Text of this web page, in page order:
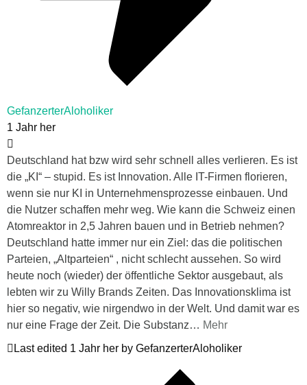
GefanzerterAloholiker
1 Jahr her
Deutschland hat bzw wird sehr schnell alles verlieren. Es ist
die „KI“ – stupid. Es ist Innovation. Alle IT-Firmen florieren,
wenn sie nur KI in Unternehmensprozesse einbauen. Und
die Nutzer schaffen mehr weg. Wie kann die Schweiz einen
Atomreaktor in 2,5 Jahren bauen und in Betrieb nehmen?
Deutschland hatte immer nur ein Ziel: das die politischen
Parteien, „Altparteien“ , nicht schlecht aussehen. So wird
heute noch (wieder) der öffentliche Sektor ausgebaut, als
lebten wir zu Willy Brands Zeiten. Das Innovationsklima ist
hier so negativ, wie nirgendwo in der Welt. Und damit war es
nur eine Frage der Zeit. Die Substanz… Mehr
Last edited 1 Jahr her by GefanzerterAloholiker